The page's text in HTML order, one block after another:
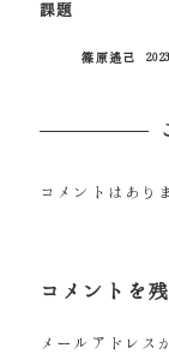
課題
篠原遙己
コメントはあり
コメントを
メールアドレス